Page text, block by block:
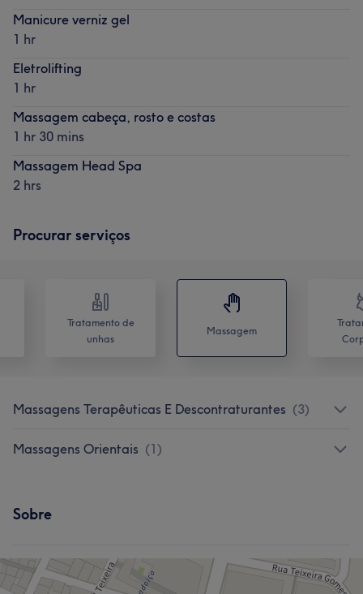
Manicure verniz gel
1 hr
Eletrolifting
1 hr
Massagem cabeça, rosto e costas
1 hr 30 mins
Massagem Head Spa
2 hrs
Procurar serviços
Tratamento de
unhas
Massagem
Massagens Terapêuticas E Descontraturantes (3)
Massagens Orientais (1)
Sobre